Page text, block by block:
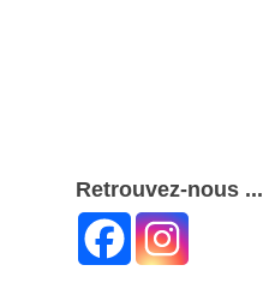
Retrouvez-nous ...